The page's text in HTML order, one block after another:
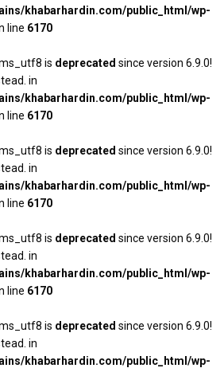
khabarhardin.com/public_html/wp-
line 6170
is deprecated since version 6.9.0!
in
khabarhardin.com/public_html/wp-
line 6170
is deprecated since version 6.9.0!
in
khabarhardin.com/public_html/wp-
line 6170
is deprecated since version 6.9.0!
in
khabarhardin.com/public_html/wp-
line 6170
is deprecated since version 6.9.0!
in
khabarhardin.com/public_html/wp-